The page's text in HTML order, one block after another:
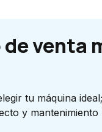
venta
tu máquina
y mantenimiento